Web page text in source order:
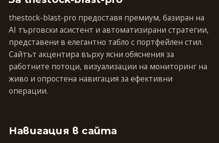
thestock-blast-pro предоставя премиум, базиран на
AI търговски асистент и автоматизирани стратегии,
представени в елегантно табло с портфейлен стил.
Сайтът акцентира върху ясни обяснения за
работните потоци, визуализации на мониторинг на
живо и опростена навигация за ефективни
операции.
Навигация в сайта